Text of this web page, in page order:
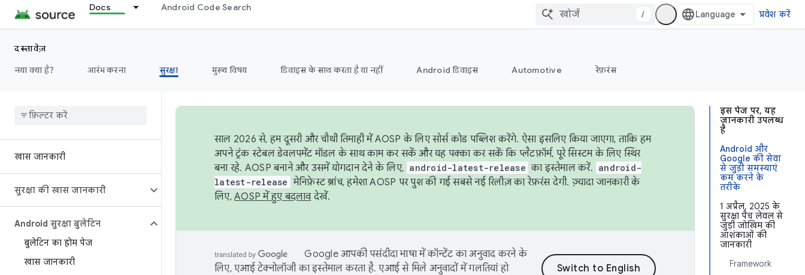
Docs Android Code Search
/ प्रवेश करें
दस्तावेज़
नया क्या है?
आरंभ करना सुरक्षा मुख्य विषय डिवाइस के साथ करता है या नहीं Android डिवाइस Automotive रेफ़रंस
खास जानकारी
सुरक्षा की खास जानकारी
Android सुरक्षा बुलेटिन
बुलेटिन का होम पेज
खास जानकारी
इस पेज पर, यह
जानकारी उपलब्ध
है
Android और
Google की सेवा
से जुड़ी समस्याएं
कम करने के
तरीके
1 अप्रैल, 2025 के
सुरक्षा पैच लेवल से
जुड़ी जोखिम की
आशंकाओं की
जानकारी
Framework
साल 2026 से, हम दूसरी और चौथी तिमाही में AOSP के लिए सोर्स कोड पब्लिश करेंगे. ऐसा इसलिए किया जाएगा, ताकि हम
अपने ट्रंक स्टेबल डेवलपमेंट मॉडल के साथ काम कर सकें और यह पक्का कर सकें कि प्लैटफ़ॉर्म, पूरे सिस्टम के लिए स्थिर
बना रहे. AOSP बनाने और उसमें योगदान देने के लिए, android-latest-release का इस्तेमाल करें. android-
latest-release मेनिफ़ेस्ट ब्रांच, हमेशा AOSP पर पुश की गई सबसे नई रिलीज़ का रेफ़रंस देगी. ज़्यादा जानकारी के
लिए, AOSP में हुए बदलावदेखें.
Google आपकी पसंदीदा भाषा में कॉन्टेंट का अनुवाद करने के
लिए, एआई टेक्नोलॉजी का इस्तेमाल करता है. एआई से मिले अनुवादों में गलतियां हो